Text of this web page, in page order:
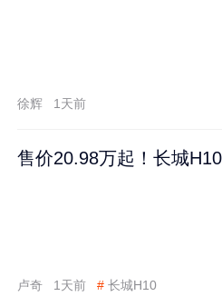
徐辉 1天前
售价20.98万起！长城
卢奇 1天前 # 长城H10